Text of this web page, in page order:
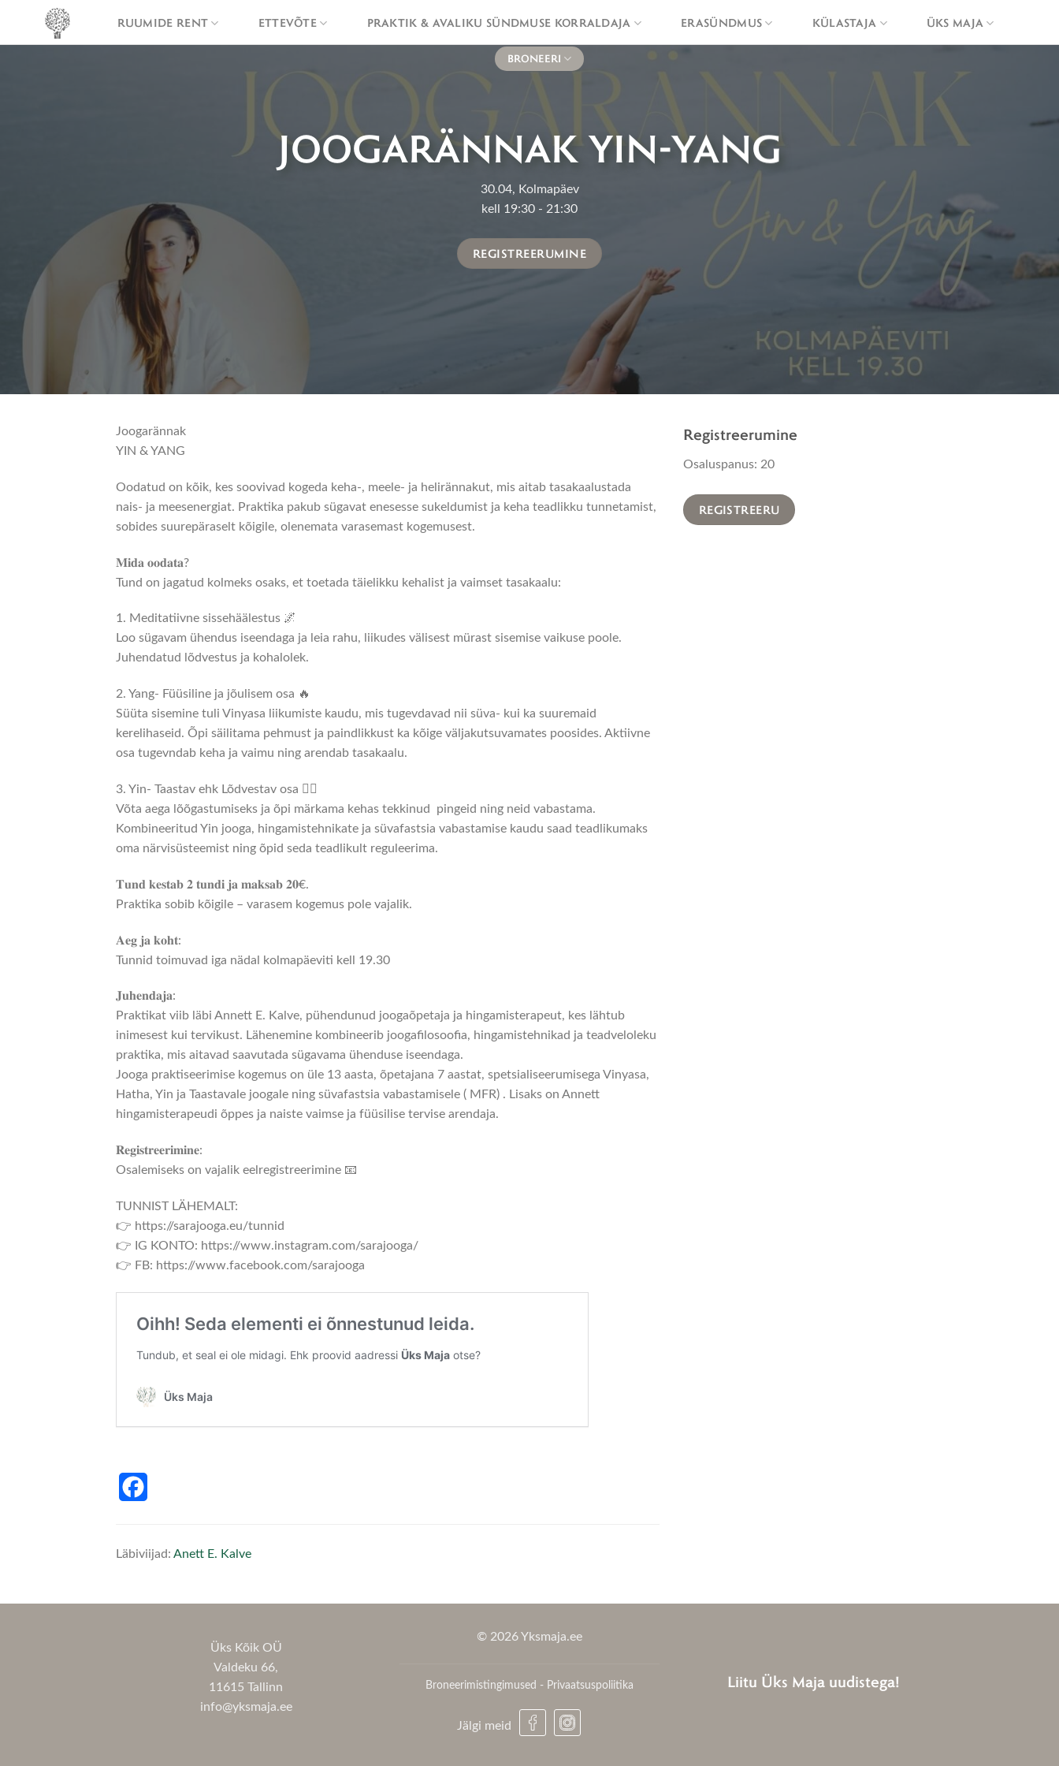
content
RUUMIDE RENT ETTEVÕTE PRAKTIK & AVALIKU SÜNDMUSE KORRALDAJA ERASÜNDMUS KÜLASTAJA ÜKS MAJA
BRONEERI
JOOGARÄNNAK YIN-YANG
30.04, Kolmapäev
kell 19:30 - 21:30
REGISTREERUMINE
Joogarännak
YIN & YANG
Oodatud on kõik, kes soovivad kogeda keha-, meele- ja helirännakut, mis aitab tasakaalustada
nais- ja meesenergiat. Praktika pakub sügavat enesesse sukeldumist ja keha teadlikku tunnetamist,
sobides suurepäraselt kõigile, olenemata varasemast kogemusest.
𝐌𝐢𝐝𝐚 𝐨𝐨𝐝𝐚𝐭𝐚?
Tund on jagatud kolmeks osaks, et toetada täielikku kehalist ja vaimset tasakaalu:
1. Meditatiivne sissehäälestus 🌌
Loo sügavam ühendus iseendaga ja leia rahu, liikudes välisest mürast sisemise vaikuse poole.
Juhendatud lõdvestus ja kohalolek.
2. Yang- Füüsiline ja jõulisem osa 🔥
Süüta sisemine tuli Vinyasa liikumiste kaudu, mis tugevdavad nii süva- kui ka suuremaid
kerelihaseid. Õpi säilitama pehmust ja paindlikkust ka kõige väljakutsuvamates poosides. Aktiivne
osa tugevndab keha ja vaimu ning arendab tasakaalu.
3. Yin- Taastav ehk Lõdvestav osa 🧘‍♀️
Võta aega lõõgastumiseks ja õpi märkama kehas tekkinud pingeid ning neid vabastama.
Kombineeritud Yin jooga, hingamistehnikate ja süvafastsia vabastamise kaudu saad teadlikumaks
oma närvisüsteemist ning õpid seda teadlikult reguleerima.
𝐓𝐮𝐧𝐝 𝐤𝐞𝐬𝐭𝐚𝐛 𝟐 𝐭𝐮𝐧𝐝𝐢 𝐣𝐚 𝐦𝐚𝐤𝐬𝐚𝐛 𝟐𝟎€.
Praktika sobib kõigile – varasem kogemus pole vajalik.
𝐀𝐞𝐠 𝐣𝐚 𝐤𝐨𝐡𝐭:
Tunnid toimuvad iga nädal kolmapäeviti kell 19.30
𝐉𝐮𝐡𝐞𝐧𝐝𝐚𝐣𝐚:
Praktikat viib läbi Annett E. Kalve, pühendunud joogaõpetaja ja hingamisterapeut, kes lähtub
inimesest kui tervikust. Lähenemine kombineerib joogafilosoofia, hingamistehnikad ja teadveloleku
praktika, mis aitavad saavutada sügavama ühenduse iseendaga.
Jooga praktiseerimise kogemus on üle 13 aasta, õpetajana 7 aastat, spetsialiseerumisega Vinyasa,
Hatha, Yin ja Taastavale joogale ning süvafastsia vabastamisele ( MFR) . Lisaks on Annett
hingamisterapeudi õppes ja naiste vaimse ja füüsilise tervise arendaja.
𝐑𝐞𝐠𝐢𝐬𝐭𝐫𝐞𝐞𝐫𝐢𝐦𝐢𝐧𝐞:
Osalemiseks on vajalik eelregistreerimine 📧
TUNNIST LÄHEMALT:
👉 https://sarajooga.eu/tunnid
👉 IG KONTO: https://www.instagram.com/sarajooga/
👉 FB: https://www.facebook.com/sarajooga
Läbiviijad: Anett E. Kalve
Registreerumine
Osaluspanus: 20
REGISTREERU
Üks Kõik OÜ
Valdeku 66,
11615 Tallinn
info@yksmaja.ee
© 2026 Yksmaja.ee
Broneerimistingimused - Privaatsuspoliitika
Jälgi meid
Liitu Üks Maja uudistega!